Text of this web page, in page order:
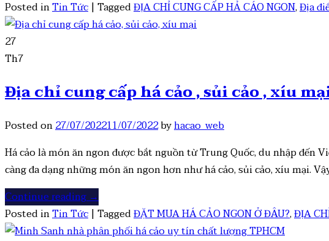
Posted inTin Tức | TaggedĐỊA CHỈ CUNG CẤP HẢ CÁO NGON,Địa
27
Th7
Địa chỉ cung cấp há cảo , sủi cảo , xíu
Posted on27/07/202211/07/2022byhacao_web
Há cảo là món ăn ngon được bắt nguồn từ Trung Quốc, du nhập
càng đa dạng những món ăn ngon hơn như há cảo, sủi cảo, xíu mại.
Continue reading→
Posted inTin Tức | TaggedĐẶT MUA HÁ CẢO NGON Ở ĐÂU?,ĐỊA